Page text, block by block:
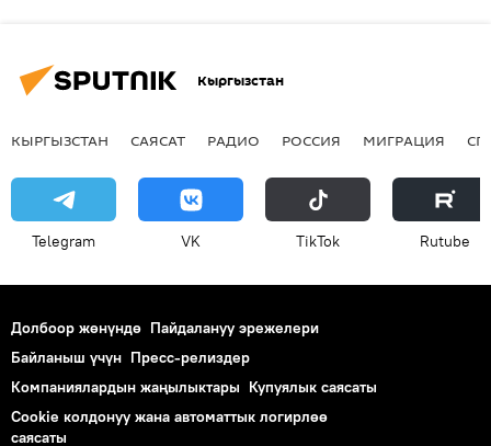
Кыргызстан
КЫРГЫЗСТАН САЯСАТ РАДИО РОССИЯ МИГРАЦИЯ
Telegram VK ТikТоk Rutube
Долбоор жөнүндө Пайдалануу эрежелери
Байланыш үчүн Пресс-релиздер
Компаниялардын жаңылыктары Купуялык саясаты
Cookie колдонуу жана автоматтык логирлөө
саясаты